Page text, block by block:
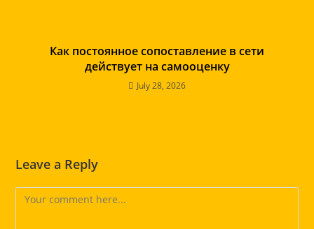
Как постоянное сопоставление в сети
действует на самооценку
July 28, 2026
Leave a Reply
Comment